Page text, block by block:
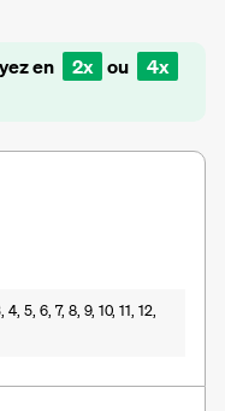
en 2x ou 4x
4, 5, 6, 7, 8, 9, 10, 11, 12,